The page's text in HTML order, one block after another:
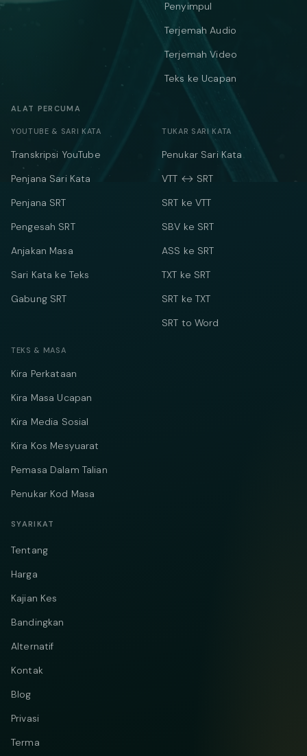
Penyimpul
Terjemah Audio
Terjemah Video
Teks ke Ucapan
ALAT PERCUMA
YOUTUBE & SARI KATA
Transkripsi YouTube
Penjana Sari Kata
Penjana SRT
Pengesah SRT
Anjakan Masa
Sari Kata ke Teks
Gabung SRT
TUKAR SARI KATA
Penukar Sari Kata
VTT ↔ SRT
SRT ke VTT
SBV ke SRT
ASS ke SRT
TXT ke SRT
SRT ke TXT
SRT to Word
TEKS & MASA
Kira Perkataan
Kira Masa Ucapan
Kira Media Sosial
Kira Kos Mesyuarat
Pemasa Dalam Talian
Penukar Kod Masa
SYARIKAT
Tentang
Harga
Kajian Kes
Bandingkan
Alternatif
Kontak
Blog
Privasi
Terma